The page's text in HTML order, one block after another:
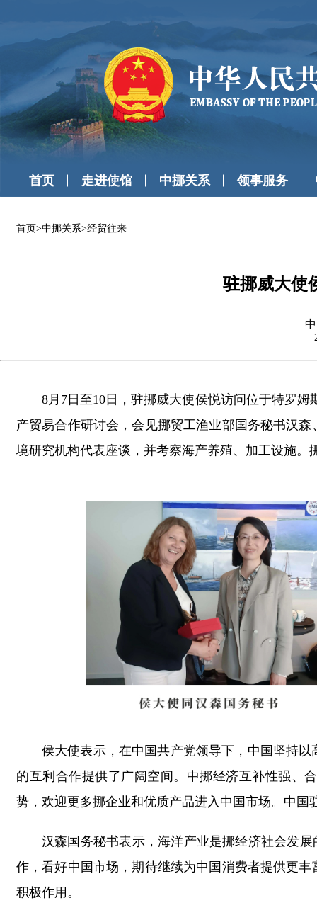
首页 走进使馆 中挪关系 领事服务
首页>中挪关系>经贸往来
驻挪威大使
8月7日至10日，驻挪威大使侯悦访问位于特罗
产贸易合作研讨会，会见挪贸工渔业部国务秘书汉
境研究机构代表座谈，并考察海产养殖、加工设施
侯大使表示，在中国共产党领导下，中国坚持
的互利合作提供了广阔空间。中挪经济互补性强、
势，欢迎更多挪企业和优质产品进入中国市场。中
汉森国务秘书表示，海洋产业是挪经济社会发
作，看好中国市场，期待继续为中国消费者提供更
积极作用。